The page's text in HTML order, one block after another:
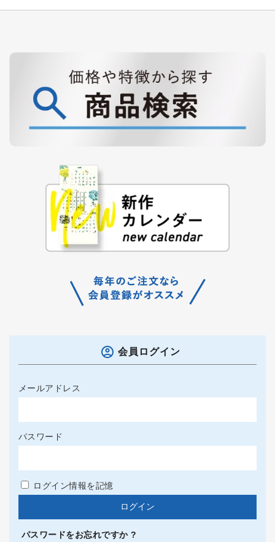
会員ログイン
メールアドレス
パスワード
ログイン情報を記憶
パスワードをお忘れですか ?